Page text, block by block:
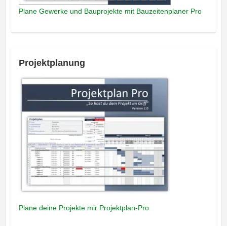
Plane Gewerke und Bauprojekte mit Bauzeitenplaner Pro
Projektplanung
Plane deine Projekte mir Projektplan-Pro